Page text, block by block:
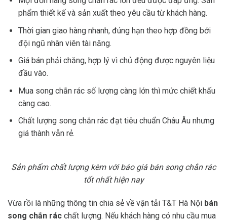
phẩm thiết kế và sản xuất theo yêu cầu từ khách hàng.
Thời gian giao hàng nhanh, đúng hạn theo hợp đồng bởi
đội ngũ nhân viên tài năng.
Giá bán phải chăng, hợp lý vì chủ động được nguyên liệu
đầu vào.
Mua song chắn rác số lượng càng lớn thì mức chiết khấu
càng cao.
Chất lượng song chắn rác đạt tiêu chuẩn Châu Âu nhưng
giá thành vẫn rẻ.
Sản phẩm chất lượng kèm với báo giá bán song chắn rác
tốt nhất hiện nay
Vừa rồi là những thông tin chia sẻ về vận tải T&T Hà Nội bán
song chắn rác chất lượng. Nếu khách hàng có nhu cầu mua